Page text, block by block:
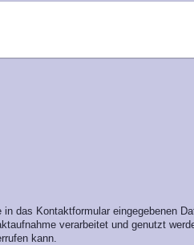
das Kontaktformular eingegebenen
verarbeitet und genutzt
kann.